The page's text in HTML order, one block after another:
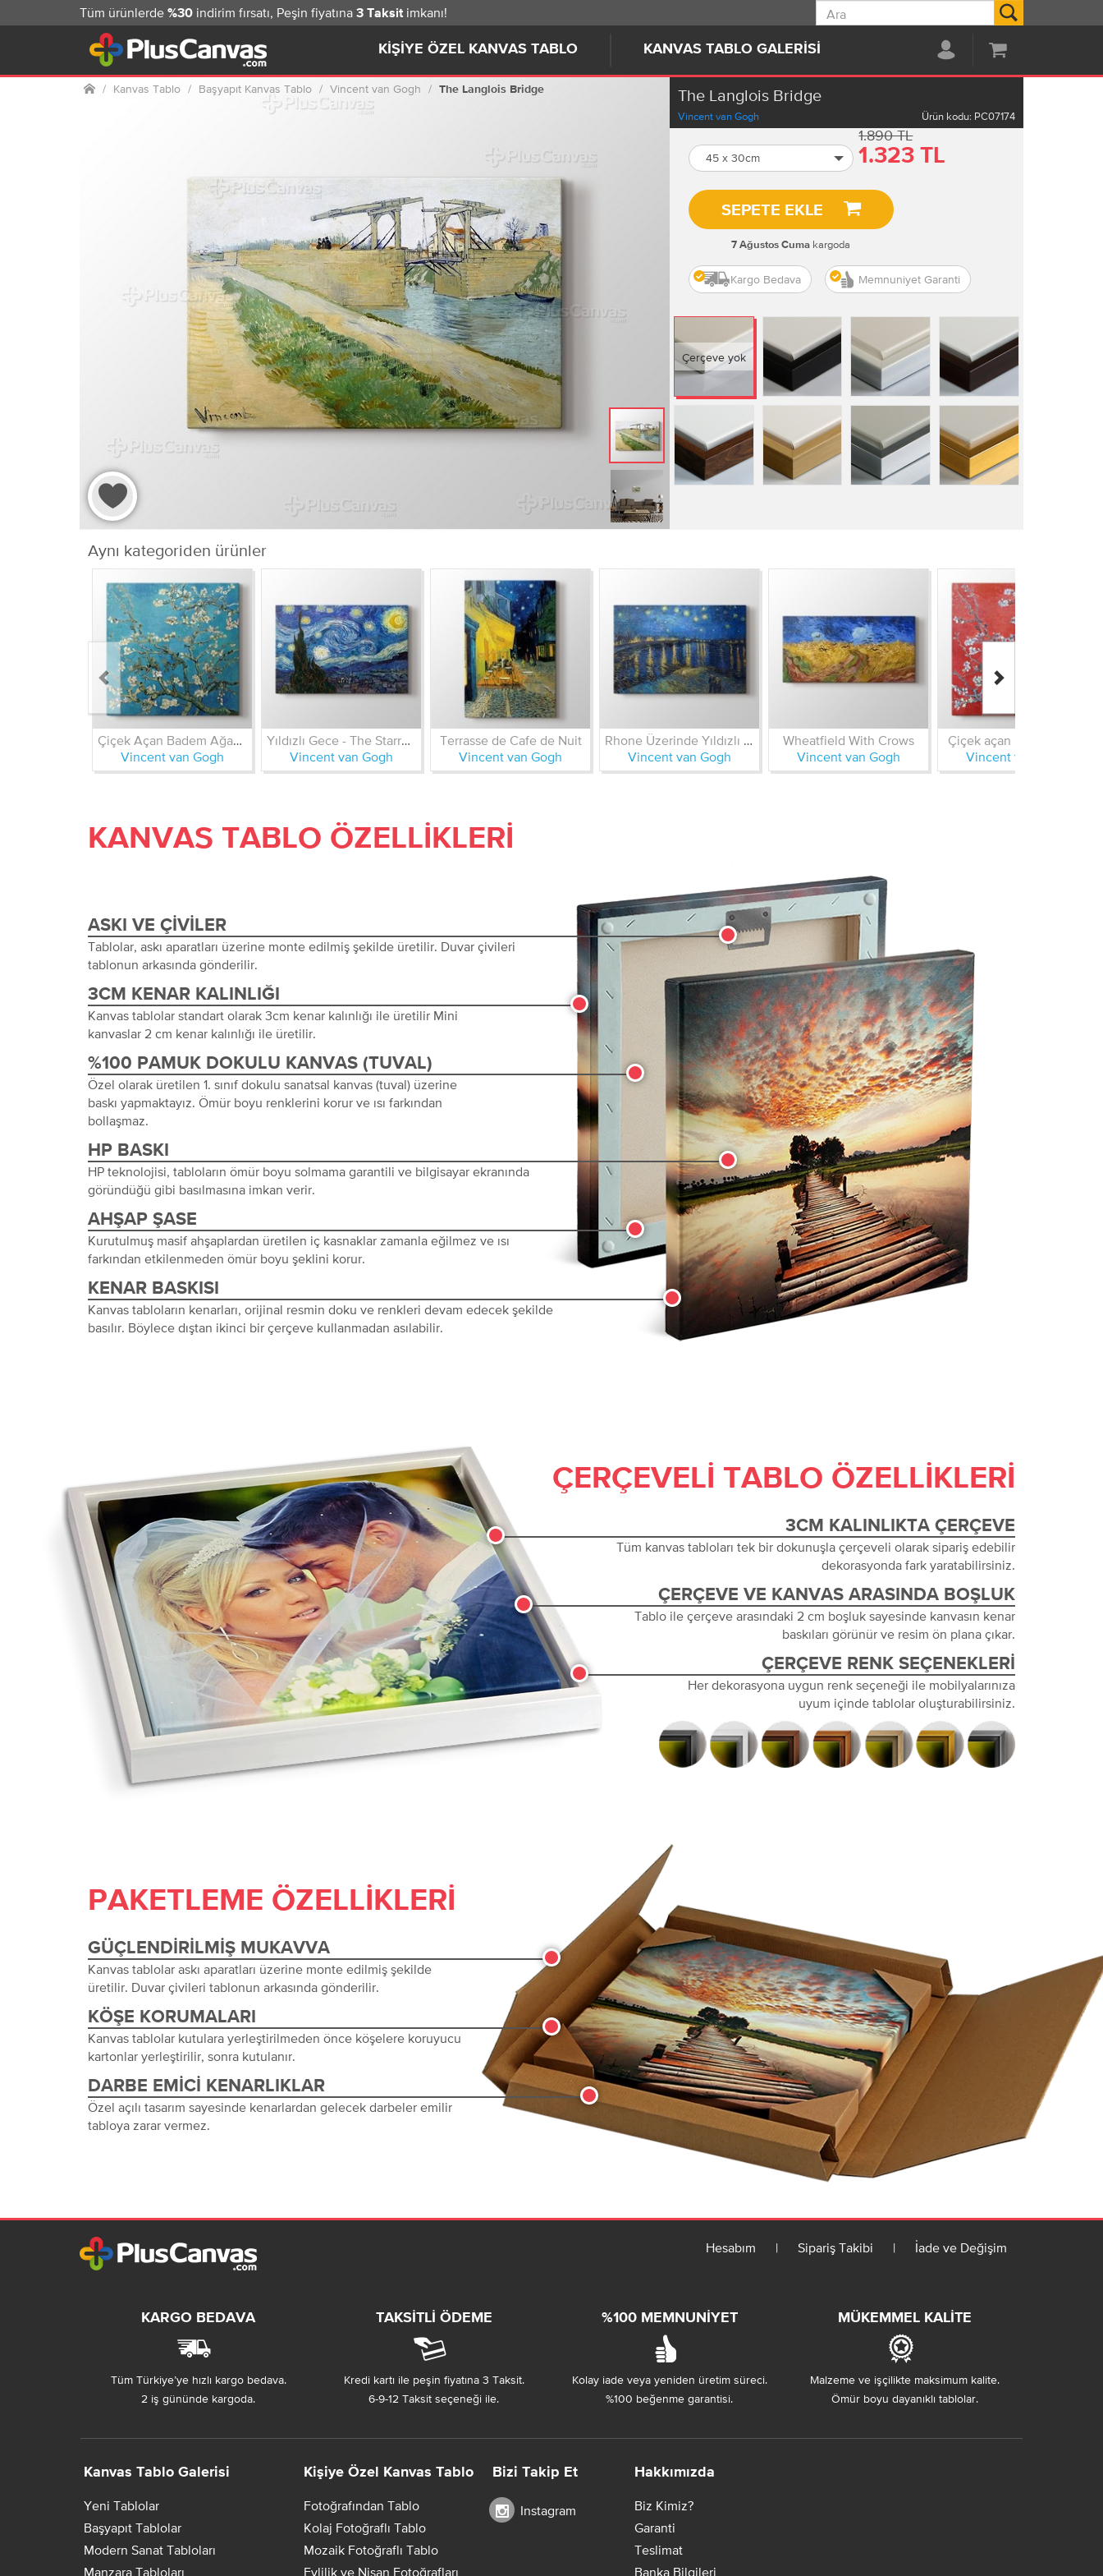
KIŞIYE ÖZEL KANVAS TABLO KANVAS TABLO GALERISI
Tüm ürünlerde %30 indirim fırsatı, Peşin fiyatına 3 Taksit imkanı!
Ana sayfa
Kanvas Tablo Başyapıt Kanvas Tablo Vincent van Gogh The Langlois Bridge The Langlois Bridge
Vincent van Gogh Ürün kodu: PC07174
45 x 30cm
1.890 TL
1.323 TL
SEPETE EKLE
7 Ağustos Cuma kargoda
Kargo Bedava Memnuniyet Garanti
Çerçeve yok
Aynı kategoriden ürünler
Çiçek Açan Badem Ağacı - Almond Blossom
Vincent van Gogh
Yıldızlı Gece - The Starry Night
Vincent van Gogh
Terrasse de Cafe de Nuit
Vincent van Gogh
Rhone Üzerinde Yıldızlı Gece
Vincent van Gogh
Wheatfield With Crows
Vincent van Gogh
Çiçek açan badem ağacı
Vincent van Gogh
KANVAS TABLO ÖZELLIKLERI
ASKI VE ÇIVILER
Tablolar, askı aparatları üzerine monte edilmiş şekilde üretilir. Duvar çivileri
tablonun arkasında gönderilir.
3CM KENAR KALINLIĞI
Kanvas tablolar standart olarak 3cm kenar kalınlığı ile üretilir Mini
kanvaslar 2 cm kenar kalınlığı ile üretilir.
%100 PAMUK DOKULU KANVAS (TUVAL)
Özel olarak üretilen 1. sınıf dokulu sanatsal kanvas (tuval) üzerine
baskı yapmaktayız. Ömür boyu renklerini korur ve ısı farkından
bollaşmaz.
HP BASKI
HP teknolojisi, tabloların ömür boyu solmama garantili ve bilgisayar ekranında
göründüğü gibi basılmasına imkan verir.
AHŞAP ŞASE
Kurutulmuş masif ahşaplardan üretilen iç kasnaklar zamanla eğilmez ve ısı
farkından etkilenmeden ömür boyu şeklini korur.
KENAR BASKISI
Kanvas tabloların kenarları, orijinal resmin doku ve renkleri devam edecek şekilde
basılır. Böylece dıştan ikinci bir çerçeve kullanmadan asılabilir.
ÇERÇEVELI TABLO ÖZELLIKLERI
3CM KALINLIKTA ÇERÇEVE
Tüm kanvas tabloları tek bir dokunuşla çerçeveli olarak sipariş edebilir
dekorasyonda fark yaratabilirsiniz.
ÇERÇEVE VE KANVAS ARASINDA BOŞLUK
Tablo ile çerçeve arasındaki 2 cm boşluk sayesinde kanvasın kenar
baskıları görünür ve resim ön plana çıkar.
ÇERÇEVE RENK SEÇENEKLERI
Her dekorasyona uygun renk seçeneği ile mobilyalarınıza
uyum içinde tablolar oluşturabilirsiniz.
PAKETLEME ÖZELLIKLERI
GÜÇLENDIRILMIŞ MUKAVVA
Kanvas tablolar askı aparatları üzerine monte edilmiş şekilde
üretilir. Duvar çivileri tablonun arkasında gönderilir.
KÖŞE KORUMALARI
Kanvas tablolar kutulara yerleştirilmeden önce köşelere koruyucu
kartonlar yerleştirilir, sonra kutulanır.
DARBE EMICI KENARLIKLAR
Özel açılı tasarım sayesinde kenarlardan gelecek darbeler emilir
tabloya zarar vermez.
Hesabım | Sipariş Takibi | İade ve Değişim
KARGO BEDAVA
Tüm Türkiye’ye hızlı kargo bedava.
2 iş gününde kargoda.
TAKSITLI ÖDEME
Kredi kartı ile peşin fiyatına 3 Taksit.
6-9-12 Taksit seçeneği ile.
%100 MEMNUNIYET
Kolay iade veya yeniden üretim süreci.
%100 beğenme garantisi.
MÜKEMMEL KALITE
Malzeme ve işçilikte maksimum kalite.
Ömür boyu dayanıklı tablolar.
Kanvas Tablo Galerisi
Yeni Tablolar
Başyapıt Tablolar
Modern Sanat Tabloları
Manzara Tabloları
Kişiye Özel Kanvas Tablo
Fotoğrafından Tablo
Kolaj Fotoğraflı Tablo
Mozaik Fotoğraflı Tablo
Evlilik ve Nişan Fotoğrafları
Bizi Takip Et
Instagram
Hakkımızda
Biz Kimiz?
Garanti
Teslimat
Banka Bilgileri